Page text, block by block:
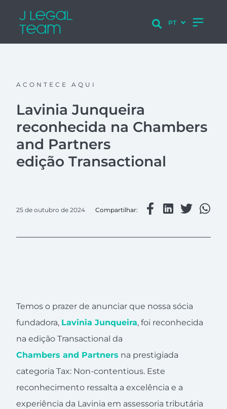
ACONTECE AQUI
Lavinia Junqueira
reconhecida na Chambers
and Partners
edição Transactional
25 de outubro de 2024 Compartilhar:
Temos o prazer de anunciar que nossa sócia
fundadora, Lavinia Junqueira, foi reconhecida
na edição Transactional da
Chambers and Partners na prestigiada
categoria Tax: Non-contentious. Este
reconhecimento ressalta a excelência e a
experiência da Lavinia em assessoria tributária